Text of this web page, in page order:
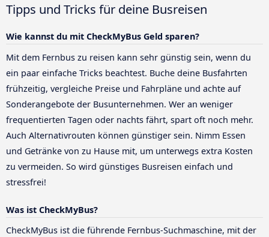
Tipps und Tricks für deine Busreisen
Wie kannst du mit CheckMyBus Geld sparen?
Mit dem Fernbus zu reisen kann sehr günstig sein, wenn du
ein paar einfache Tricks beachtest. Buche deine Busfahrten
frühzeitig, vergleiche Preise und Fahrpläne und achte auf
Sonderangebote der Busunternehmen. Wer an weniger
frequentierten Tagen oder nachts fährt, spart oft noch mehr.
Auch Alternativrouten können günstiger sein. Nimm Essen
und Getränke von zu Hause mit, um unterwegs extra Kosten
zu vermeiden. So wird günstiges Busreisen einfach und
stressfrei!
Was ist CheckMyBus?
CheckMyBus ist die führende Fernbus-Suchmaschine, mit der